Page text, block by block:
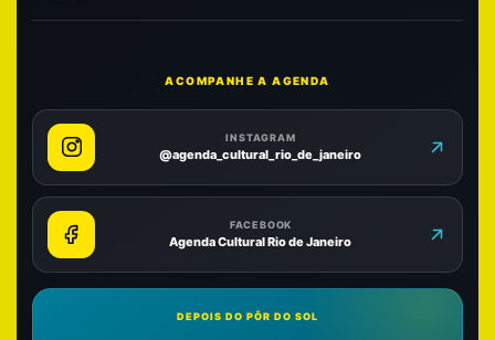
ACOMPANHE A AGENDA
INSTAGRAM
@agenda_cultural_rio_de_janeiro
FACEBOOK
Agenda Cultural Rio de Janeiro
DEPOIS DO PÔR DO SOL